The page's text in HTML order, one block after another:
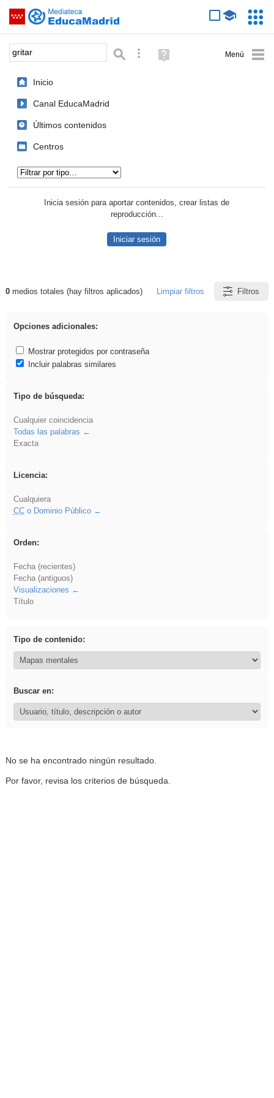
Saltar navegación
Palabra o frase: Búsqueda avanzada
Ayuda
(en
Inicio
Canal EducaMadrid
Últimos contenidos
Centros
Inicia sesión para aportar contenidos, crear listas de
reproducción...
Iniciar sesión
Resultados de: gritar
0medios totales (hay filtros aplicados) Limpiar filtros Filtros
Opciones adicionales:
Mostrar protegidos por contraseña
Incluir palabras similares
Tipo de búsqueda:
Cualquier coincidencia
Todas las palabras
Exacta
Licencia:
Cualquiera
CCo Dominio Público
Orden:
Fecha (recientes)
Fecha (antiguos)
Visualizaciones
Título
Tipo de contenido:
Buscar en:
No se ha encontrado ningún resultado.
Por favor, revisa los criterios de búsqueda.